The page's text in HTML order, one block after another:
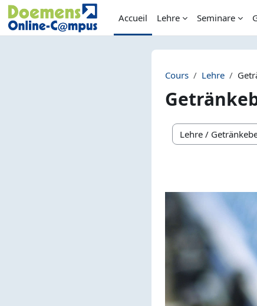
Passer au contenu principal
Accueil
Lehre Seminare
Cours Lehre
Catégories de cours